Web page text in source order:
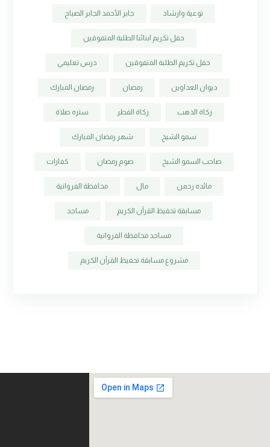
توعية وارشاد جابر الأحمد الجابر الصباح
حفل تكريم ابنائنا الطلبة المتفوقين
حفل تكريم الطلبة المتفوقين درس تعليمي
ديوان العداوين رمضان رمضان المبارك
زكاة الذهب زكاة الفطر ستره صلاة
سمو الشيخ شهر رمضان المبارك
صاحب السمو الشيخ صوم رمضان كفارات
مائده رحمن مال محافظة الفروانية
مسابقة تحفيظ القرآن الكريم مساجد
مساجد محافظة الفروانية
مشروع مسابقة تحفيظ القرآن الكريم